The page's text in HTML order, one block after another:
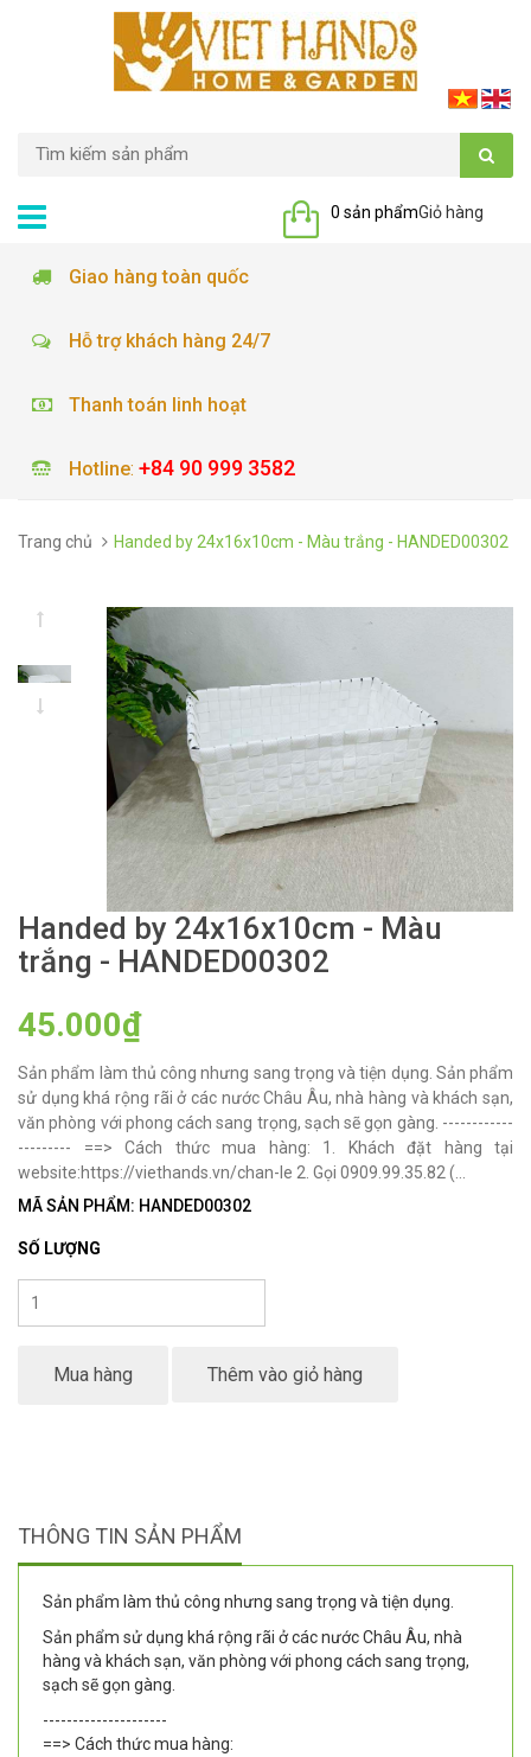
Giỏ hàng
0 sản phẩm
Giao hàng toàn quốc
Hỗ trợ khách hàng 24/7
Thanh toán linh hoạt
Hotline: +84 90 999 3582
Trang chủ Handed by 24x16x10cm - Màu trắng - HANDED00302
Handed by 24x16x10cm - Màu
trắng - HANDED00302
45.000₫
Sản phẩm làm thủ công nhưng sang trọng và tiện dụng. Sản phẩm
sử dụng khá rộng rãi ở các nước Châu Âu, nhà hàng và khách sạn,
văn phòng với phong cách sang trọng, sạch sẽ gọn gàng. ------------
--------- ==> Cách thức mua hàng: 1. Khách đặt hàng tại
website:https://viethands.vn/chan-le 2. Gọi 0909.99.35.82 (...
MÃ SẢN PHẨM: HANDED00302
SỐ LƯỢNG
Mua hàng Thêm vào giỏ hàng
THÔNG TIN SẢN PHẨM
Sản phẩm làm thủ công nhưng sang trọng và tiện dụng.
Sản phẩm sử dụng khá rộng rãi ở các nước Châu Âu, nhà
hàng và khách sạn, văn phòng với phong cách sang trọng,
sạch sẽ gọn gàng.
---------------------
==> Cách thức mua hàng: